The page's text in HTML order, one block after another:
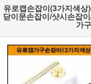
유로캡손잡이(3가지색
닫이문손잡이/샷시손잡
가